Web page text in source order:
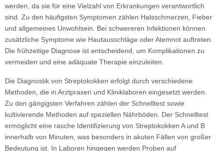
werden, da sie für eine Vielzahl von Erkrankungen verantwortlich
sind. Zu den häufigsten Symptomen zählen Halsschmerzen, Fieber
und allgemeines Unwohlsein. Bei schwereren Infektionen können
zusätzliche Symptome wie Hautausschläge oder Atemnot auftreten.
Die frühzeitige Diagnose ist entscheidend, um Komplikationen zu
vermeiden und eine adäquate Therapie einzuleiten.
Die Diagnostik von Streptokokken erfolgt durch verschiedene
Methoden, die in Arztpraxen und Kliniklaboren eingesetzt werden.
Zu den gängigsten Verfahren zählen der Schnelltest sowie
kultivierende Methoden auf speziellen Nährböden. Der Schnelltest
ermöglicht eine rasche Identifizierung von Streptokokken A und B
innerhalb von Minuten, was besonders in akuten Fällen von großer
Bedeutung ist. In Laboren hingegen werden Proben auf